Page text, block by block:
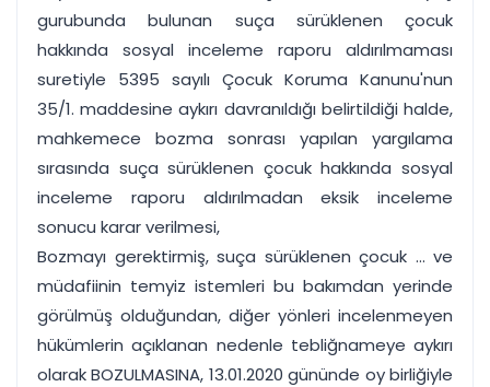
gurubunda bulunan suça sürüklenen çocuk
hakkında sosyal inceleme raporu aldırılmaması
suretiyle 5395 sayılı Çocuk Koruma Kanunu'nun
35/1. maddesine aykırı davranıldığı belirtildiği halde,
mahkemece bozma sonrası yapılan yargılama
sırasında suça sürüklenen çocuk hakkında sosyal
inceleme raporu aldırılmadan eksik inceleme
sonucu karar verilmesi,
Bozmayı gerektirmiş, suça sürüklenen çocuk ... ve
müdafiinin temyiz istemleri bu bakımdan yerinde
görülmüş olduğundan, diğer yönleri incelenmeyen
hükümlerin açıklanan nedenle tebliğnameye aykırı
olarak BOZULMASINA, 13.01.2020 gününde oy birliğiyle